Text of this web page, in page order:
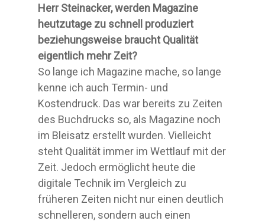
Herr Steinacker, werden Magazine
heutzutage zu schnell produziert
beziehungsweise braucht Qualität
eigentlich mehr Zeit?
So lange ich Magazine mache, so lange
kenne ich auch Termin- und
Kostendruck. Das war bereits zu Zeiten
des Buchdrucks so, als Magazine noch
im Bleisatz erstellt wurden. Vielleicht
steht Qualität immer im Wettlauf mit der
Zeit. Jedoch ermöglicht heute die
digitale Technik im Vergleich zu
früheren Zeiten nicht nur einen deutlich
schnelleren, sondern auch einen